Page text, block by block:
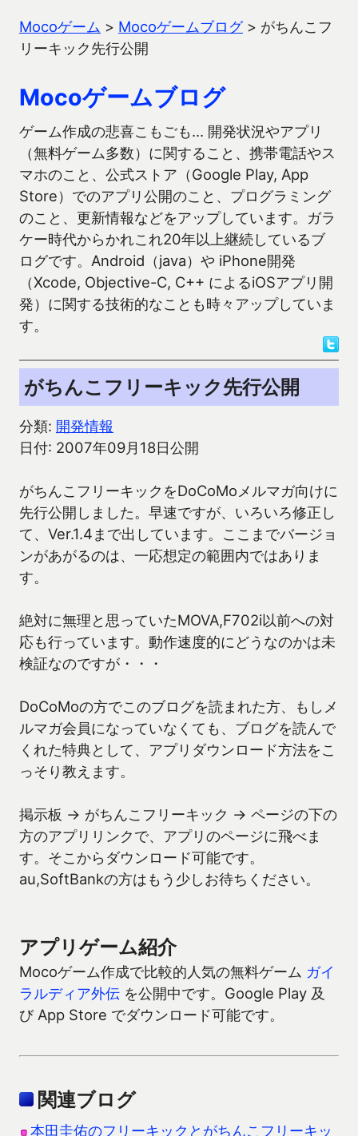
Mocoゲーム > Mocoゲームブログ> がちんこフ
リーキック先行公開
Mocoゲームブログ
ゲーム作成の悲喜こもごも… 開発状況やアプリ
（無料ゲーム多数）に関すること、携帯電話やス
マホのこと、公式ストア（Google Play, App
Store）でのアプリ公開のこと、プログラミング
のこと、更新情報などをアップしています。ガラ
ケー時代からかれこれ20年以上継続しているブ
ログです。Android（java）や iPhone開発
（Xcode, Objective-C, C++ によるiOSアプリ開
発）に関する技術的なことも時々アップしていま
す。
がちんこフリーキック先行公開
分類: 開発情報
日付: 2007年09月18日公開
がちんこフリーキックをDoCoMoメルマガ向けに
先行公開しました。早速ですが、いろいろ修正し
て、Ver.1.4まで出しています。ここまでバージョ
ンがあがるのは、一応想定の範囲内ではありま
す。
絶対に無理と思っていたMOVA,F702i以前への対
応も行っています。動作速度的にどうなのかは未
検証なのですが・・・
DoCoMoの方でこのブログを読まれた方、もしメ
ルマガ会員になっていなくても、ブログを読んで
くれた特典として、アプリダウンロード方法をこ
っそり教えます。
掲示板 → がちんこフリーキック → ページの下の
方のアプリリンクで、アプリのページに飛べま
す。そこからダウンロード可能です。
au,SoftBankの方はもう少しお待ちください。
アプリゲーム紹介
Mocoゲーム作成で比較的人気の無料ゲーム ガイ
ラルディア外伝 を公開中です。Google Play 及
び App Store でダウンロード可能です。
関連ブログ
本田圭佑のフリーキックとがちんこフリーキッ